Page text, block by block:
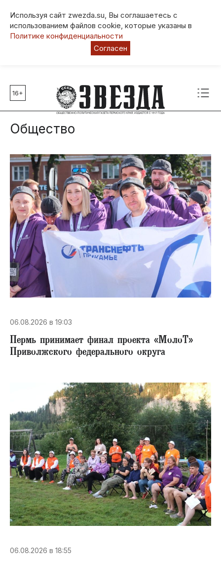
Используя сайт zwezda.su, Вы соглашаетесь с
использованием файлов cookie, которые указаны в
Политике конфиденциальности
Согласен
Главные темы
80 лет Победы
Молодежная столица РФ
Выборы в Пермском крае
Социальная поддержка
Инфраструктура
Благоустройство
16+
Общество
06.08.2026 в 19:03
Пермь принимает финал проекта «МолоТ»
Приволжского федерального округа
06.08.2026 в 18:55